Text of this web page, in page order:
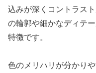
込みが深くコントラス
の輪郭や細かなディテ
特徴です。
色のメリハリが分かり